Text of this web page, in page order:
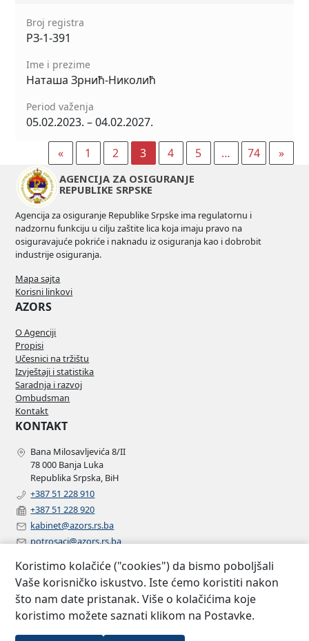
Broj registra
РЗ-1-391
Ime i prezime
Наташа Зрнић-Николић
Period važenja
05.02.2023. – 04.02.2027.
« 1 2 3 4 5 … 74 »
AGENCIJA ZA OSIGURANJE
REPUBLIKE SRPSKE
Agencija za osiguranje Republike Srpske ima regulatornu i
nadzornu funkciju u cilju zaštite lica koja imaju pravo na
osiguravajuće pokriće i naknadu iz osiguranja kao i dobrobit
industrije osiguranja.
Mapa sajta
Korisni linkovi
AZORS
O Agenciji
Propisi
Učesnici na tržištu
Izvještaji i statistika
Saradnja i razvoj
Ombudsman
Kontakt
KONTAKT
Bana Milosavljevića 8/II
78 000 Banja Luka
Republika Srpska, BiH
+387 51 228 910
+387 51 228 920
kabinet@azors.rs.ba
potrosaci@azors.rs.ba
PRATITE NAS
Facebook
Instagram
Linkedin
Koristimo kolačiće ("cookies") da bismo poboljšali
Vaše korisničko iskustvo. Iste ćemo koristiti nakon
što nam date pristanak. Više o kolačićima koje
koristimo možete saznati klikom na Postavke.